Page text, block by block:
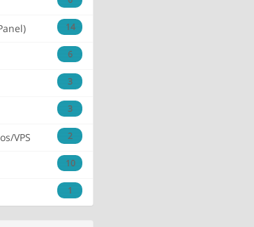
14
6
3
3
2
VPS
10
1